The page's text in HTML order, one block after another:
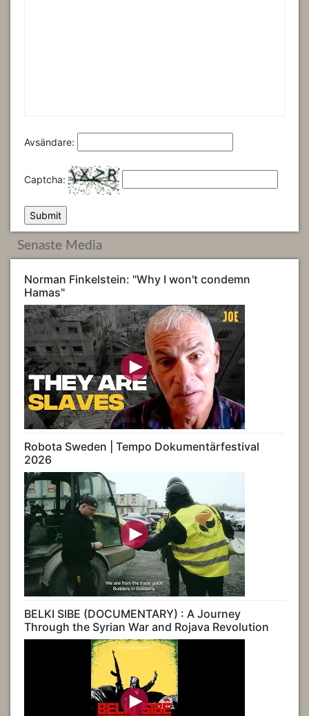
Avsändare:
Captcha:
Senaste Media
Norman Finkelstein: "Why I won't condemn
Hamas"
Robota Sweden | Tempo Dokumentärfestival
2026
BELKI SIBE (DOCUMENTARY) : A Journey
Through the Syrian War and Rojava Revolution